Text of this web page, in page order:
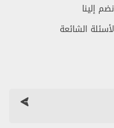
إلينا
الشائعة